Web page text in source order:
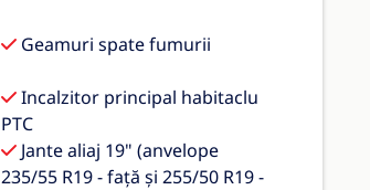
Geamuri spate fumurii
Incalzitor principal habitaclu
PTC
Jante aliaj 19" (anvelope
235/55 R19 - față și 255/50 R19 -